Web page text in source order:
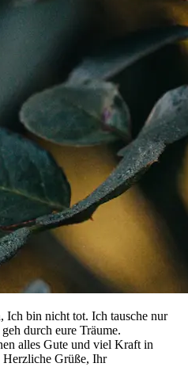
bin nicht tot. Ich tausche nur
durch eure Träume.
alles Gute und viel Kraft in
Herzliche Grüße, Ihr